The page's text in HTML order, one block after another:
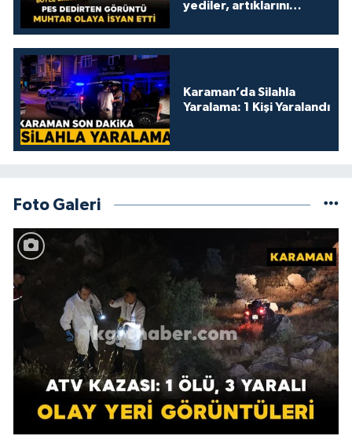
yediler, artıklarını
Karaman’da Silahla
Yaralama: 1 Kişi Yaralandı
Foto Galeri